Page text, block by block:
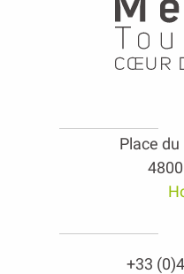
Place du
+33